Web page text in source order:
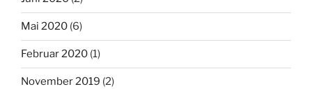
Mai 2020 (6)
Februar 2020 (1)
November 2019 (2)